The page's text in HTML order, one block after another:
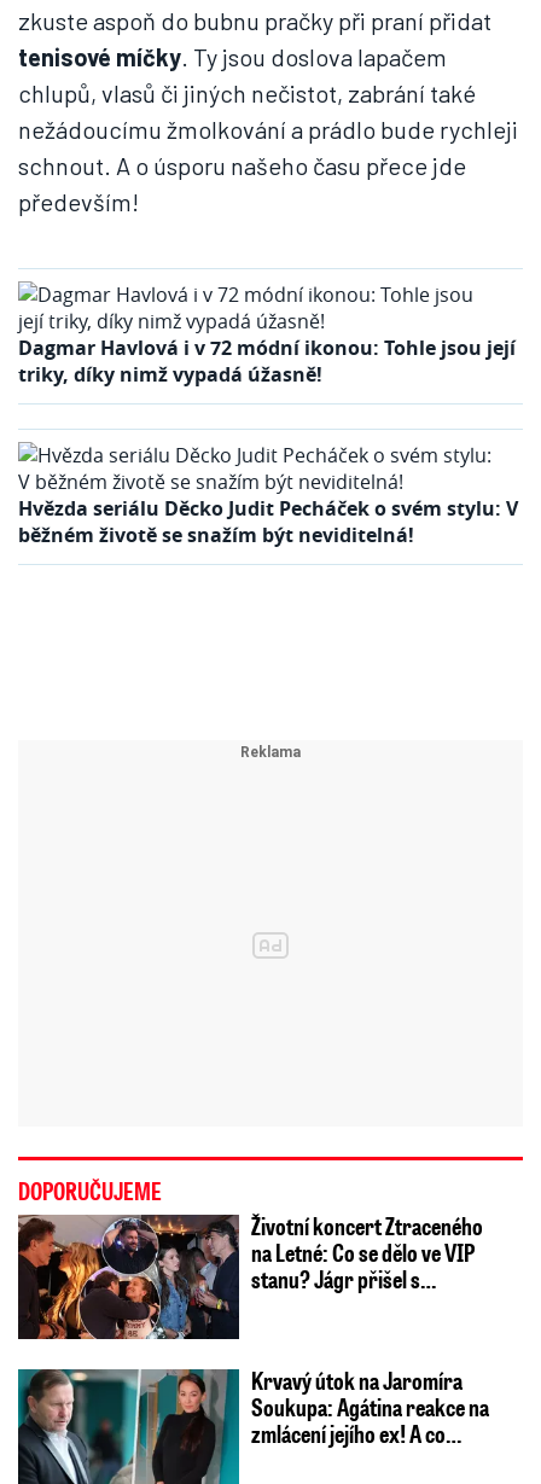
zkuste aspoň do bubnu pračky při praní přidat
tenisové míčky. Ty jsou doslova lapačem
chlupů, vlasů či jiných nečistot, zabrání také
nežádoucímu žmolkování a prádlo bude rychleji
schnout. A o úsporu našeho času přece jde
především!
Dagmar Havlová i v 72 módní ikonou: Tohle jsou její
triky, díky nimž vypadá úžasně!
Hvězda seriálu Děcko Judit Pecháček o svém stylu: V
běžném životě se snažím být neviditelná!
DOPORUČUJEME
Životní koncert Ztraceného
na Letné: Co se dělo ve VIP
stanu? Jágr přišel s…
Krvavý útok na Jaromíra
Soukupa: Agátina reakce na
zmlácení jejího ex! A co…